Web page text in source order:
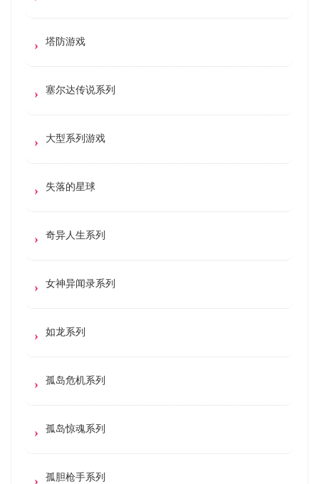
塔防游戏
塞尔达传说系列
大型系列游戏
失落的星球
奇异人生系列
女神异闻录系列
如龙系列
孤岛危机系列
孤岛惊魂系列
孤胆枪手系列